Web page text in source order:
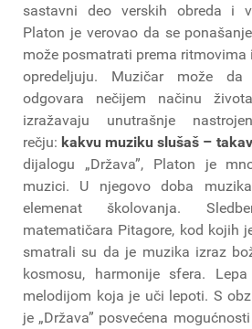
sastavni deo verskih obreda i
Platon je verovao da se
može posmatrati prema ritmovima
opredeljuju. Muzičar može
odgovara nečijem načinu
izražavaju unutrašnje
rečju: kakvu muziku slušaš –
dijalogu „Država”, Platon je
muzici. U njegovo doba
elemenat školovanja.
matematičara Pitagore, kod kojih
smatrali su da je muzika izraz
kosmosu, harmonije sfera.
melodijom koja je uči lepoti. S
je „Država” posvećena